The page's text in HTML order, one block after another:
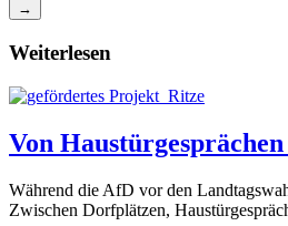
Weiterlesen
Von
Während die AfD vor den
Zwischen Dorfplätzen,